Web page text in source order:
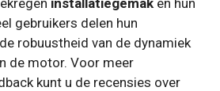
gebruikers delen hun
robuustheid van de dynamiek
de motor. Voor meer
kunt u de recensies over